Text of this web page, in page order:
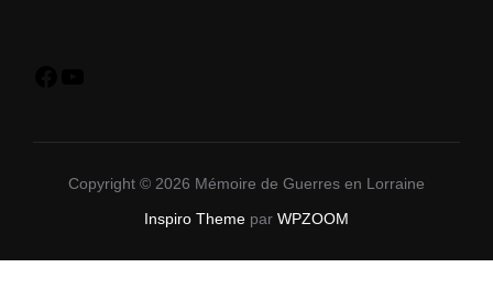
Copyright © 2026 Mémoire de Guerres en Lorraine
Inspiro Theme par WPZOOM